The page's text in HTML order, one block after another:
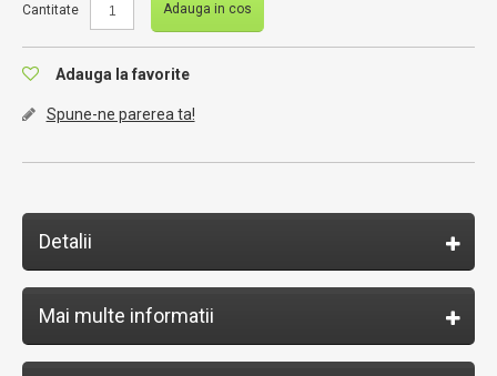
Cantitate Adauga in cos
Adauga la favorite
Spune-ne parerea ta!
Detalii
Mai multe informatii